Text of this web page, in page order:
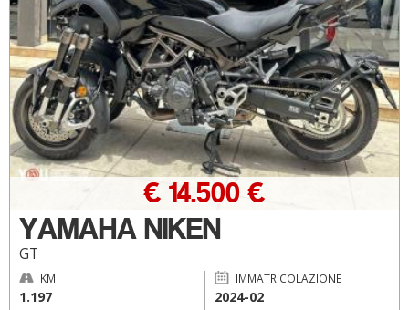
YAMAHA NIKEN
GT
€ 14.500 €
KM
1.197
IMMATRICOLAZIONE
2024-02